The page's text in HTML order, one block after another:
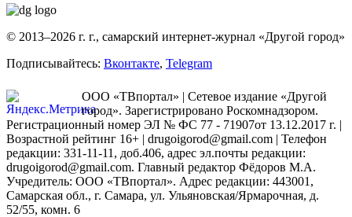
© 2013–2026 г. г., самарский интернет-журнал «Другой город»
Подписывайтесь: Вконтакте, Telegram
ООО «ТВпортал» | Сетевое издание «Другой
город». Зарегистрировано Роскомнадзором.
Регистрационный номер ЭЛ № ФС 77 - 71907от 13.12.2017 г. |
Возрастной рейтинг 16+ | drugoigorod@gmail.com | Телефон
редакции: 331-11-11, доб.406, адрес эл.почты редакции:
drugoigorod@gmail.com. Главный редактор Фёдоров М.А.
Учредитель: ООО «ТВпортал». Адрес редакции: 443001,
Самарская обл., г. Самара, ул. Ульяновская/Ярмарочная, д.
52/55, комн. 6